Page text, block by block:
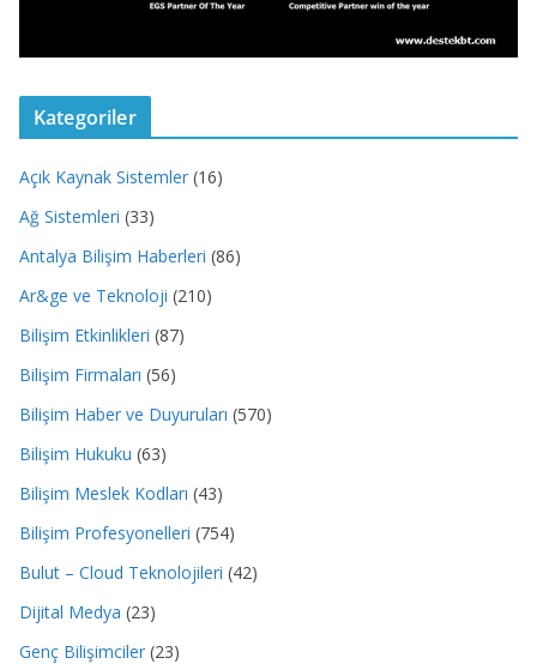
Kategoriler
Açık Kaynak Sistemler (16)
Ağ Sistemleri (33)
Antalya Bilişim Haberleri (86)
Ar&ge ve Teknoloji (210)
Bilişim Etkinlikleri (87)
Bilişim Firmaları (56)
Bilişim Haber ve Duyuruları (570)
Bilişim Hukuku (63)
Bilişim Meslek Kodları (43)
Bilişim Profesyonelleri (754)
Bulut – Cloud Teknolojileri (42)
Dijital Medya (23)
Genç Bilişimciler (23)